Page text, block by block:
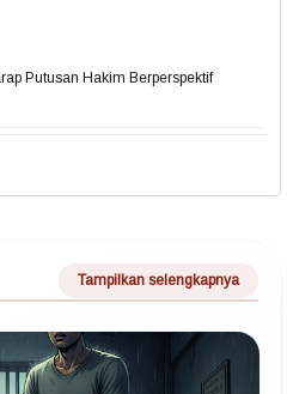
Putusan Hakim Berperspektif
Tampilkan selengkapnya